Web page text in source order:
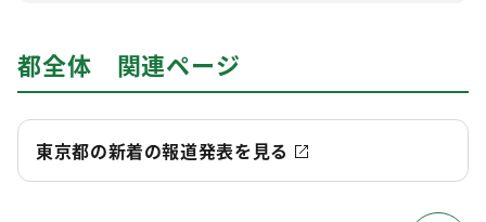
都全体 関連ページ
東京都の新着の報道発表を見る